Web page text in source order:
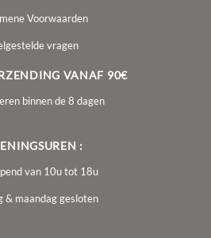
Voorwaarden
vragen
VANAF 90€
binnen de 8 dagen
:
van 10u tot 18u
& maandag gesloten